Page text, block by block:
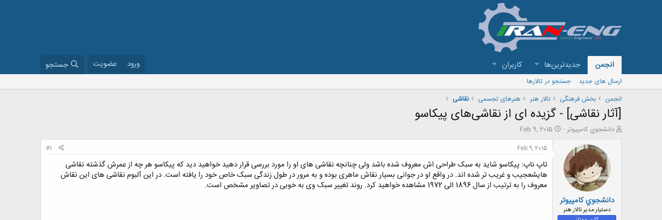
انجمن جدیدترین‌ها کاربران ورود عضویت جستجو
ارسال های جدید
جستجو در تالارها
انجمن
بخش فرهنگی تالار هنر هنرهای تجسمی نقاشی
[آثار نقاشی] - گزیده ای از نقاشی‌های پیکاسو
ش
ه
و
دانشجوي كامپيوتر
ت
ا
ی
Feb 9, 2015
دانشجوي كامپيوتر
دستیار مدیر تالار هنر
Feb 9, 2015
#1
تاپ ناپ: پیکاسو شاید به سبک طراحی اش معروف شده باشد ولی چنانچه نقاشی های او را مورد بررسی قرار دهید خواهید دید که پیکاسو هر چه از عمرش گذشته نقاشی
هایشعجیب و غریب تر شده اند. در واقع او در جوانی بسیار نقاش ماهری بوده و به مرور در طول زندگی سبک خاص خود را یافته است. در این آلبوم نقاشی های این نقاش
معروف را به ترتیب از سال 1896 الی 1972 مشاهده خواهید کرد. روند تغییر سبک وی به خوبی در تصاویر مشخص است.